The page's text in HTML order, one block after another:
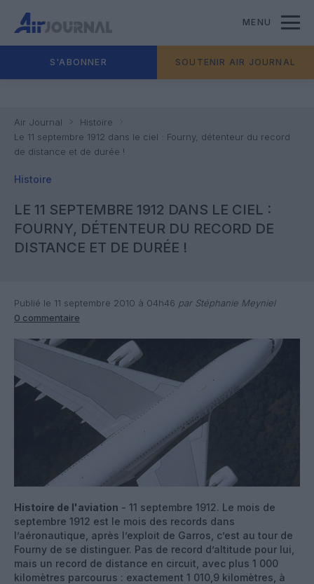
MENU
S'ABONNER SOUTENIR AIR JOURNAL
Air Journal
Histoire
Le 11 septembre 1912 dans le ciel : Fourny, détenteur du record
de distance et de durée !
Histoire
LE 11 SEPTEMBRE 1912 DANS LE CIEL :
FOURNY, DÉTENTEUR DU RECORD DE
DISTANCE ET DE DURÉE !
Publié le 11 septembre 2010 à 04h46 par Stéphanie Meyniel
0 commentaire
Histoire de l'aviation - 11 septembre 1912. Le mois de
septembre 1912 est le mois des records dans
l’aéronautique, après l’exploit de Garros, c’est au tour de
Fourny de se distinguer. Pas de record d’altitude pour lui,
mais un record de distance en circuit, avec plus 1 000
kilomètres parcourus : exactement 1 010,9 kilomètres, à